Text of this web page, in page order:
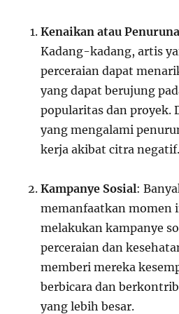
Kenaikan atau
Kadang-kadang, artis
perceraian dapat
yang dapat berujung
popularitas dan proyek.
yang mengalami
kerja akibat citra negatif.
Kampanye Sosial:
memanfaatkan momen
melakukan kampanye
perceraian dan
memberi mereka
berbicara dan
yang lebih besar.